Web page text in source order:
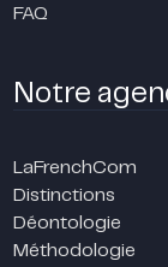
FAQ
Notre
LaFrenchCom
Distinctions
Déontologie
Méthodologie